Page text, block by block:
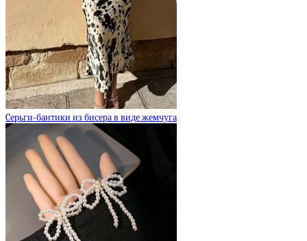
Cерьги-бантики из бисера в виде жемчуга